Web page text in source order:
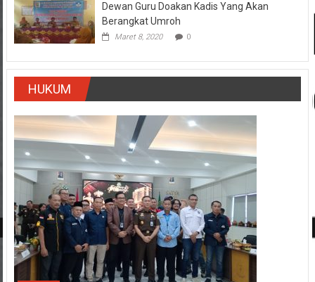
Dewan Guru Doakan Kadis Yang Akan
Berangkat Umroh
Maret 8, 2020 0
HUKUM